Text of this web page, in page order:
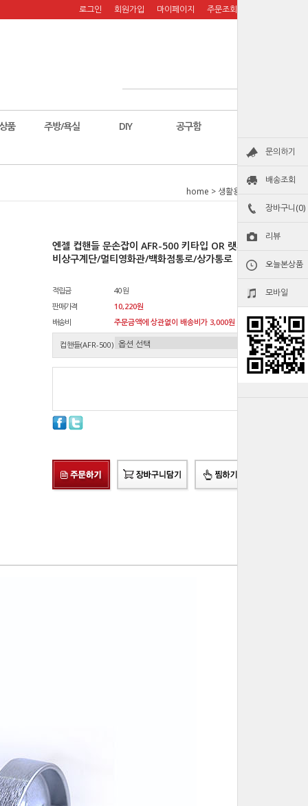
문의하기
배송조회
장바구니(0)
리뷰
오늘본상품
모바일
로그인 회원가입 마이페이지 주문조회
품 주방/욕실 DIY 공구함
home > 생활용품
엔젤 컵핸들 문손잡이 AFR-500 키타입 OR 랫치 통로형/
비상구계단/멀티영화관/백화점통로/상가통로
적립금
40원
판매가격
10,220원
배송비
주문금액에 상관없이 배송비가 3,000원 청구됩니다.원
컵핸들(AFR-500)